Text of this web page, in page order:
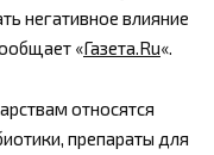
негативное влияние
«Газета.Ru«.
относятся
препараты для